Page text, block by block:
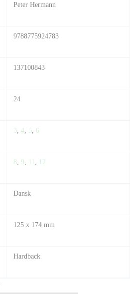
Peter Hermann
9788775924783
137100843
24
3 4, 5 6
8 9 11 12
Dansk
125 x 174 mm
Hardback